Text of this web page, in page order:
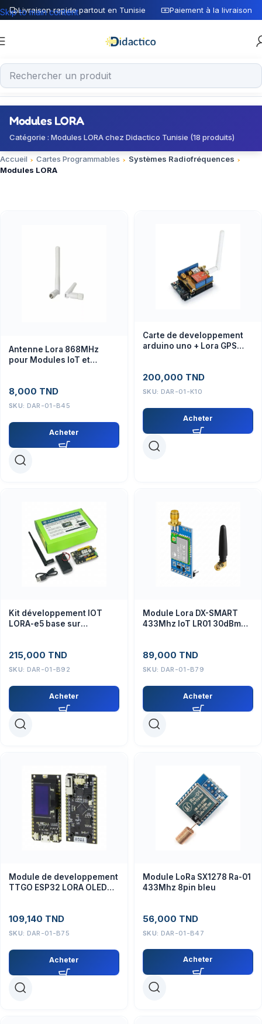
Livraison rapide partout en Tunisie Paiement à la livraison
Skip to main content
Modules LORA
Catégorie : Modules LORA chez Didactico Tunisie (18 produits)
Accueil Cartes Programmables
Systèmes Radiofréquences
Modules LORA
Antenne Lora 868MHz
pour Modules IoT et
8,000 TND
SKU: DAR-01-B45
Acheter
Carte de developpement
arduino uno + Lora GPS
200,000 TND
SKU: DAR-01-K10
Acheter
Kit développement IOT
LORA-e5 base sur
113990934
215,000 TND
SKU: DAR-01-B92
Acheter
Module Lora DX-SMART
433Mhz IoT LR01 30dBm
89,000 TND
SKU: DAR-01-B79
Acheter
Module de developpement
TTGO ESP32 LORA OLED
109,140 TND
SKU: DAR-01-B75
Acheter
Module LoRa SX1278 Ra-01
433Mhz 8pin bleu
56,000 TND
SKU: DAR-01-B47
Acheter